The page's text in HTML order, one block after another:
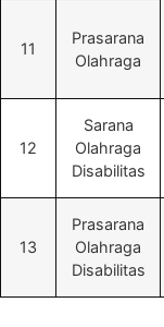
11
Prasarana
Olahraga
12
Sarana
Olahraga
Disabilitas
13
Prasarana
Olahraga
Disabilitas